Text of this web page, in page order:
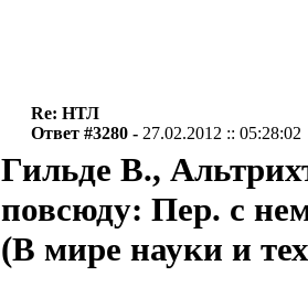
Re: НТЛ
Ответ #3280 - 27.02.2012 :: 05:28:02
Гильде В.,
повсюду: Пер. с
(В мире науки и